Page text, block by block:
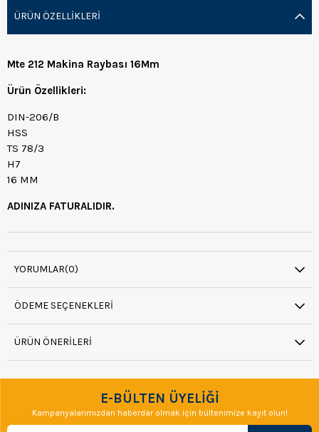
ÜRÜN ÖZELLIKLERI
Mte 212 Makina Raybası 16Mm
Ürün Özellikleri:
DIN-206/B
HSS
TS 78/3
H7
16 MM
ADINIZA FATURALIDIR.
YORUMLAR(0)
ÖDEME SEÇENEKLERI
ÜRÜN ÖNERILERI
E-BÜLTEN ÜYELİĞİ
Kampanyalarımızdan haberdar olmak için bültenimize kayıt olun!